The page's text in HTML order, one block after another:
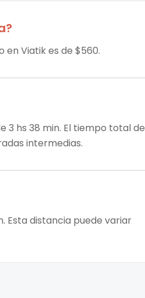
?
en Viatik es de $560.
3 hs 38 min. El tiempo total de
intermedias.
Esta distancia puede variar